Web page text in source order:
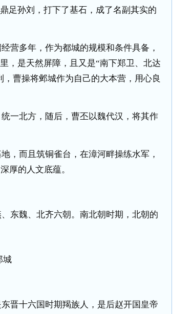
足孙刘，打下了基石，成了名副其实的
营多年，作为都城的规模和条件具备，
，是天然屏障，且又是“南下郑卫、北达
曹操将邺城作为自己的大本营，用心良
一北方，随后，曹丕以魏代汉，将其作
，而且筑铜雀台，在漳河畔操练水军，
厚的人文底蕴。
东魏、北齐六朝。南北朝时期，北朝的
城
晋十六国时期羯族人，是后赵开国皇帝